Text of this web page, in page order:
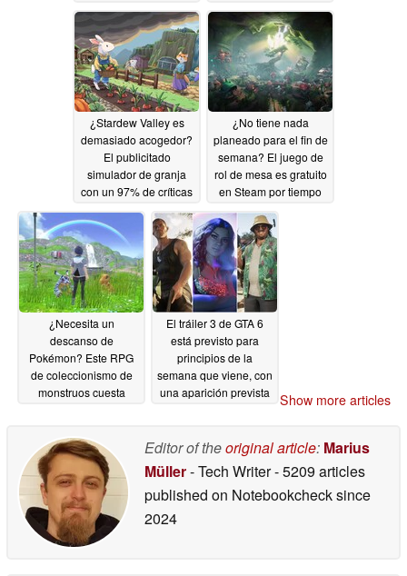
05/29/2026
¿Stardew Valley es
demasiado acogedor?
El publicitado
simulador de granja
con un 97% de críticas
positivas vuelve a su
mejor precio en Steam
05/23/2026
¿No tiene nada
planeado para el fin de
semana? El juego de
rol de mesa es gratuito
en Steam por tiempo
limitado05/22/2026
¿Necesita un
descanso de
Pokémon? Este RPG
de coleccionismo de
monstruos cuesta
05/22/2026
El tráiler 3 de GTA 6
está previsto para
principios de la
semana que viene, con
una aparición prevista
nueva filtración
Show more articles
Editor of theoriginal article: Marius
Müller- Tech Writer- 5209 articles
published on Notebookchecksince
2024